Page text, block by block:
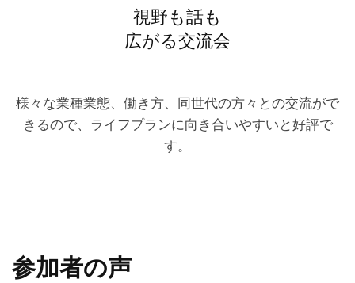
視野も話も
広がる交流会
様々な業種業態、働き方、同世代の方々との交流がで
きるので、ライフプランに向き合いやすいと好評で
す。
参加者の声